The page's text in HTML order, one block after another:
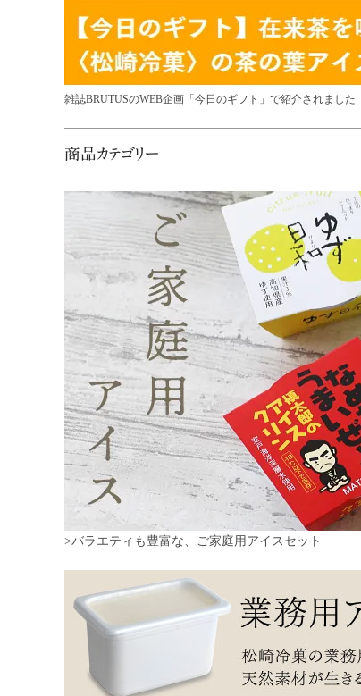
雑誌BRUTUSのWEB企画「今日のギフト」で紹介されました
>バラエティも豊富な、ご家庭用アイスセット